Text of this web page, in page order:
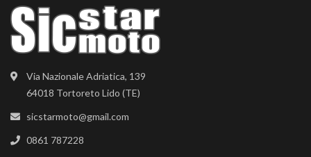
Via Nazionale Adriatica, 139
64018 Tortoreto Lido (TE)
sicstarmoto@gmail.com
0861 787228